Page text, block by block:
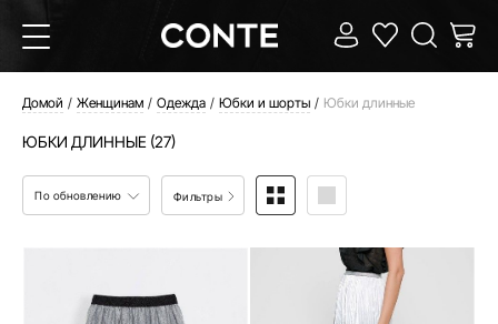
Домой Женщинам Одежда Юбки и шорты Юбки длинные
ЮБКИ ДЛИННЫЕ (27)
По обновлению Фильтры